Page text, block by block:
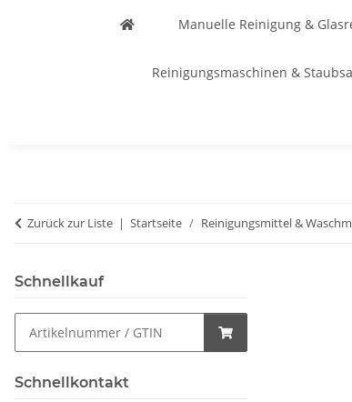
Manuelle Reinigung &
Reinigungsmaschinen &
Zurück zur Liste Startseite Reinigungsmittel &
Schnellkauf
Schnellkontakt